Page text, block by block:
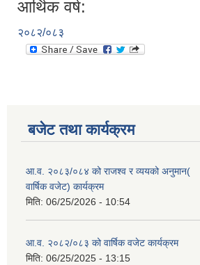
आर्थिक वर्ष:
२०८२/०८३
बजेट तथा कार्यक्रम
आ.व. २०८३/०८४ को राजश्व र व्ययको अनुमान(
वार्षिक वजेट) कार्यक्रम
मिति: 06/25/2026 - 10:54
आ.व. २०८२/०८३ को वार्षिक वजेट कार्यक्रम
मिति: 06/25/2025 - 13:15